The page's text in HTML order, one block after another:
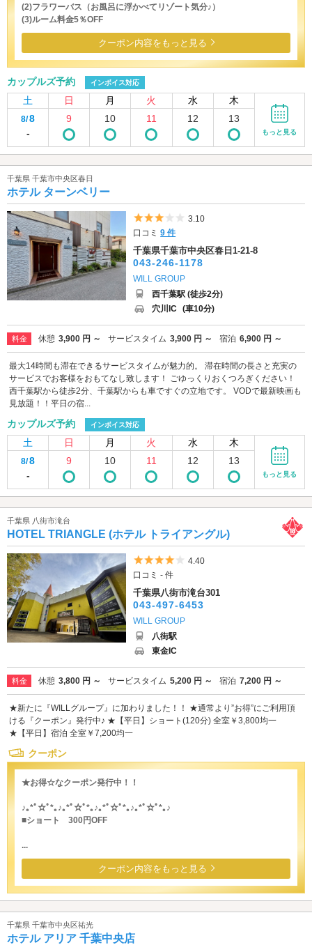
(2)フラワーバス（お風呂に浮かべてリゾート気分♪）
(3)ルーム料金5％OFF
クーポン内容をもっと見る
カップルズ予約 インボイス対応
土 日 月 火 水 木
8/8
-
9 10 11 12 13
もっと見る
千葉県 千葉市中央区春日
ホテル ターンベリー
5つ星のうち3
3.10
口コミ9 件
千葉県千葉市中央区春日1-21-8
043-246-1178
WILL GROUP
西千葉駅 (徒歩2分)
穴川IC (車10分)
料金 休憩 3,900 円 ～ サービスタイム 3,900 円 ～ 宿泊 6,900 円 ～
最大14時間も滞在できるサービスタイムが魅力的。 滞在時間の長さと充実の
サービスでお客様をおもてなし致します！ ごゆっくりおくつろぎください！
西千葉駅から徒歩2分、千葉駅からも車ですぐの立地です。 VODで最新映画も
見放題！！平日の宿...
カップルズ予約 インボイス対応
土 日 月 火 水 木
8/8
-
9 10 11 12 13
もっと見る
千葉県 八街市滝台
HOTEL TRIANGLE (ホテル トライアングル)
5つ星のうち4
4.40
口コミ - 件
千葉県八街市滝台301
043-497-6453
WILL GROUP
八街駅
東金IC
料金 休憩 3,800 円 ～ サービスタイム 5,200 円 ～ 宿泊 7,200 円 ～
★新たに『WILLグループ』に加わりました！！ ★通常より”お得”にご利用頂
ける『クーポン』発行中♪ ★【平日】ショート(120分) 全室￥3,800均一
★【平日】宿泊 全室￥7,200均一
クーポン
★お得☆なクーポン発行中！！
♪｡*ﾟ☆ﾟ*｡♪｡*ﾟ☆ﾟ*｡♪｡*ﾟ☆ﾟ*｡♪｡*ﾟ☆ﾟ*｡♪
■ショート 300円OFF
...
クーポン内容をもっと見る
千葉県 千葉市中央区祐光
ホテル アリア 千葉中央店